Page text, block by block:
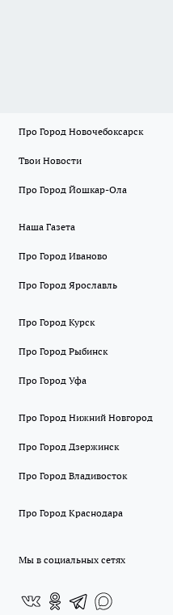
Про Город Новочебоксарск
Твои Новости
Про Город Йошкар-Ола
Наша Газета
Про Город Иваново
Про Город Ярославль
Про Город Курск
Про Город Рыбинск
Про Город Уфа
Про Город Нижний Новгород
Про Город Дзержинск
Про Город Владивосток
Про Город Краснодара
Мы в социальных сетях